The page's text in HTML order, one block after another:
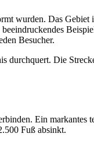
wurden. Das Gebiet
Besucher.
durchquert. Die
Ein markantes
Fuß absinkt.